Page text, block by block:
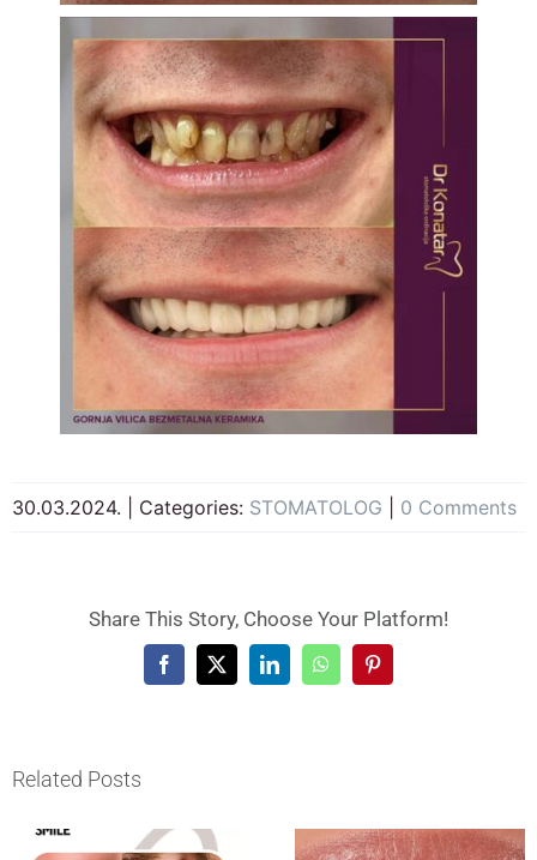
30.03.2024. Categories: STOMATOLOG 0 Comments
Share This Story, Choose Your Platform!
Facebook
X LinkedInWhatsAppPinterest
Related Posts